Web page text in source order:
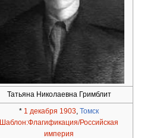
Татьяна Николаевна Гримблит
* 1 декабря 1903,Томск
Шаблон:Флагификация/Российская
империя